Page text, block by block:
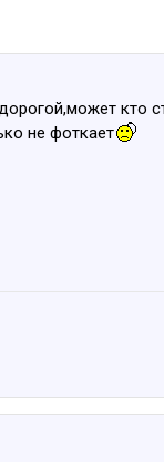
кто
не фоткает